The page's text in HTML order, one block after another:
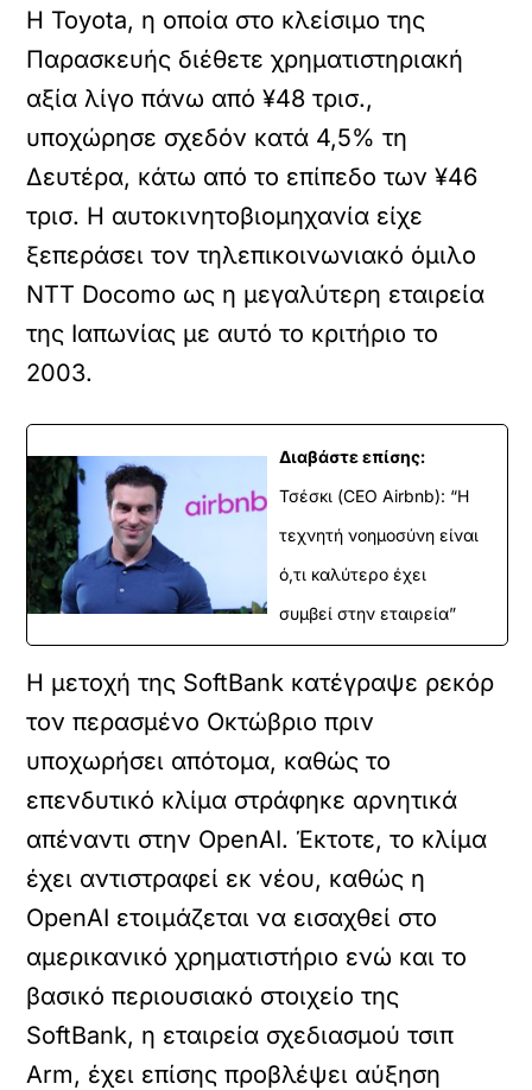
Η Toyota, η οποία στο κλείσιμο της
Παρασκευής διέθετε χρηματιστηριακή
αξία λίγο πάνω από ¥48 τρισ.,
υποχώρησε σχεδόν κατά 4,5% τη
Δευτέρα, κάτω από το επίπεδο των ¥46
τρισ. Η αυτοκινητοβιομηχανία είχε
ξεπεράσει τον τηλεπικοινωνιακό όμιλο
NTT Docomo ως η μεγαλύτερη εταιρεία
της Ιαπωνίας με αυτό το κριτήριο το
2003.
Διαβάστε επίσης:
Τσέσκι (CEO Airbnb): “Η
τεχνητή νοημοσύνη είναι
ό,τι καλύτερο έχει
συμβεί στην εταιρεία”
Η μετοχή της SoftBank κατέγραψε ρεκόρ
τον περασμένο Οκτώβριο πριν
υποχωρήσει απότομα, καθώς το
επενδυτικό κλίμα στράφηκε αρνητικά
απέναντι στην OpenAI. Έκτοτε, το κλίμα
έχει αντιστραφεί εκ νέου, καθώς η
OpenAI ετοιμάζεται να εισαχθεί στο
αμερικανικό χρηματιστήριο ενώ και το
βασικό περιουσιακό στοιχείο της
SoftBank, η εταιρεία σχεδιασμού τσιπ
Arm, έχει επίσης προβλέψει αύξηση